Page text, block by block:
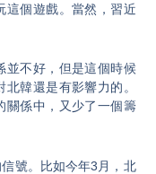
這個遊戲。當然，習近
並不好，但是這個時候
韓還是有影響力的。
關係中，又少了一個籌
號。比如今年3月，北